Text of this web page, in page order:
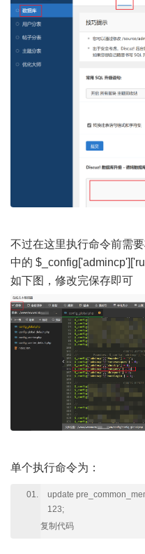
不过在这里执行命令前需
中的
如下图，修改完保存即可
单个执行命令为：
update
123;
复制代码